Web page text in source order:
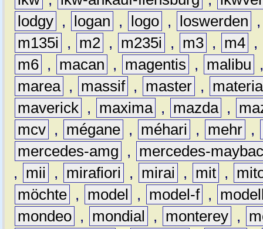
lodgy , logan , logo , loswerden
m135i
, m2 , m235i , m3 , m4 ,
m6 , macan , magentis , malibu
marea , massif , master ,
materia
maverick , maxima , mazda ,
mcv , mégane , méhari , mehr ,
mercedes-amg
,
mercedes-
,
mii , mirafiori , mirai , mit ,
möchte , model , model-f ,
mondeo , mondial , monterey ,